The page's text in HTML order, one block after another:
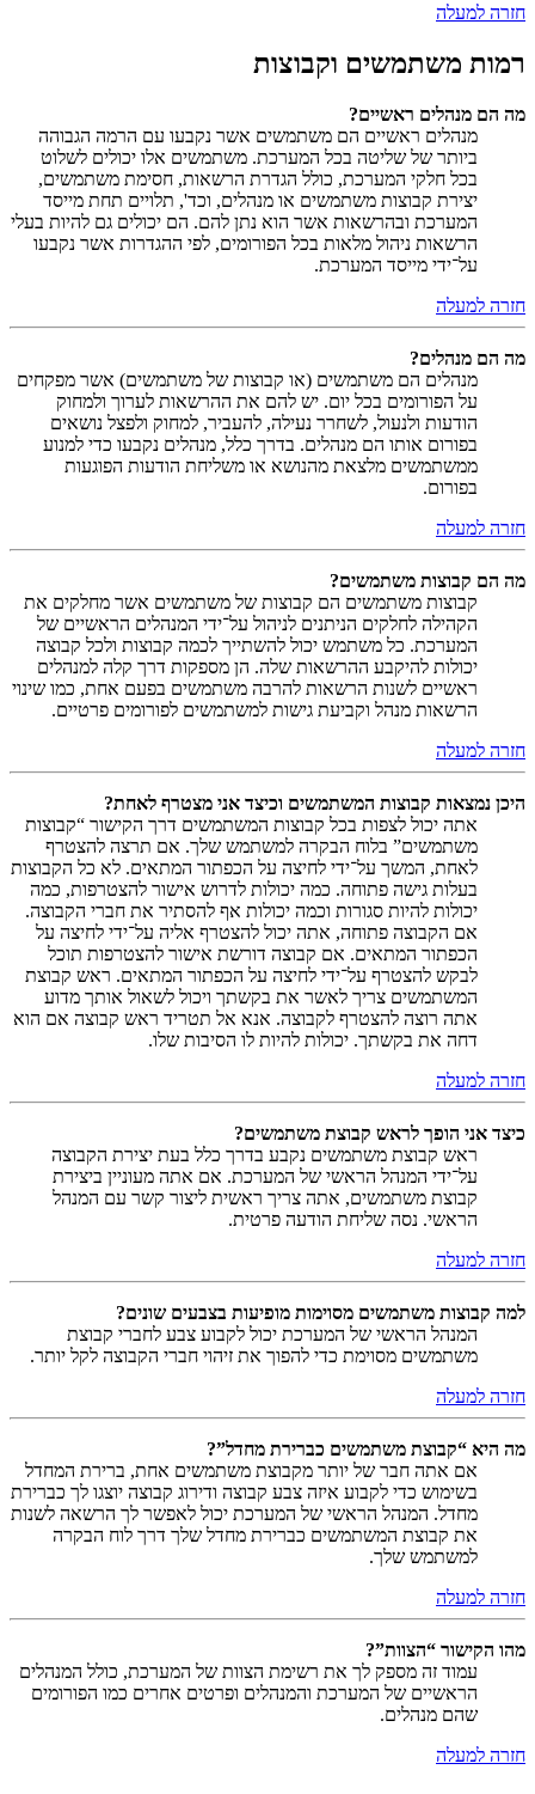
חזרה למעלה
רמות משתמשים וקבוצות
מה הם מנהלים ראשיים?
מנהלים ראשיים הם משתמשים אשר נקבעו עם הרמה הגבוהה
ביותר של שליטה בכל המערכת. משתמשים אלו יכולים לשלוט
בכל חלקי המערכת, כולל הגדרת הרשאות, חסימת משתמשים,
יצירת קבוצות משתמשים או מנהלים, וכד', תלויים תחת מייסד
המערכת ובהרשאות אשר הוא נתן להם. הם יכולים גם להיות בעלי
הרשאות ניהול מלאות בכל הפורומים, לפי ההגדרות אשר נקבעו
על־ידי מייסד המערכת.
חזרה למעלה
מה הם מנהלים?
מנהלים הם משתמשים (או קבוצות של משתמשים) אשר מפקחים
על הפורומים בכל יום. יש להם את ההרשאות לערוך ולמחוק
הודעות ולנעול, לשחרר נעילה, להעביר, למחוק ולפצל נושאים
בפורום אותו הם מנהלים. בדרך כלל, מנהלים נקבעו כדי למנוע
ממשתמשים מלצאת מהנושא או משליחת הודעות הפוגעות
בפורום.
חזרה למעלה
מה הם קבוצות משתמשים?
קבוצות משתמשים הם קבוצות של משתמשים אשר מחלקים את
הקהילה לחלקים הניתנים לניהול על־ידי המנהלים הראשיים של
המערכת. כל משתמש יכול להשתייך לכמה קבוצות ולכל קבוצה
יכולות להיקבע ההרשאות שלה. הן מספקות דרך קלה למנהלים
ראשיים לשנות הרשאות להרבה משתמשים בפעם אחת, כמו שינוי
הרשאות מנהל וקביעת גישות למשתמשים לפורומים פרטיים.
חזרה למעלה
היכן נמצאות קבוצות המשתמשים וכיצד אני מצטרף לאחת?
אתה יכול לצפות בכל קבוצות המשתמשים דרך הקישור “קבוצות
משתמשים” בלוח הבקרה למשתמש שלך. אם תרצה להצטרף
לאחת, המשך על־ידי לחיצה על הכפתור המתאים. לא כל הקבוצות
בעלות גישה פתוחה. כמה יכולות לדרוש אישור להצטרפות, כמה
יכולות להיות סגורות וכמה יכולות אף להסתיר את חברי הקבוצה.
אם הקבוצה פתוחה, אתה יכול להצטרף אליה על־ידי לחיצה על
הכפתור המתאים. אם קבוצה דורשת אישור להצטרפות תוכל
לבקש להצטרף על־ידי לחיצה על הכפתור המתאים. ראש קבוצת
המשתמשים צריך לאשר את בקשתך ויכול לשאול אותך מדוע
אתה רוצה להצטרף לקבוצה. אנא אל תטריד ראש קבוצה אם הוא
דחה את בקשתך. יכולות להיות לו הסיבות שלו.
חזרה למעלה
כיצד אני הופך לראש קבוצת משתמשים?
ראש קבוצת משתמשים נקבע בדרך כלל בעת יצירת הקבוצה
על־ידי המנהל הראשי של המערכת. אם אתה מעוניין ביצירת
קבוצת משתמשים, אתה צריך ראשית ליצור קשר עם המנהל
הראשי. נסה שליחת הודעה פרטית.
חזרה למעלה
למה קבוצות משתמשים מסוימות מופיעות בצבעים שונים?
המנהל הראשי של המערכת יכול לקבוע צבע לחברי קבוצת
משתמשים מסוימת כדי להפוך את זיהוי חברי הקבוצה לקל יותר.
חזרה למעלה
מה היא “קבוצת משתמשים כברירת מחדל”?
אם אתה חבר של יותר מקבוצת משתמשים אחת, ברירת המחדל
בשימוש כדי לקבוע איזה צבע קבוצה ודירוג קבוצה יוצגו לך כברירת
מחדל. המנהל הראשי של המערכת יכול לאפשר לך הרשאה לשנות
את קבוצת המשתמשים כברירת מחדל שלך דרך לוח הבקרה
למשתמש שלך.
חזרה למעלה
מהו הקישור “הצוות”?
עמוד זה מספק לך את רשימת הצוות של המערכת, כולל המנהלים
הראשיים של המערכת והמנהלים ופרטים אחרים כמו הפורומים
שהם מנהלים.
חזרה למעלה